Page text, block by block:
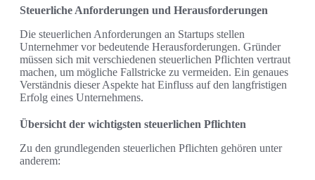
Steuerliche Anforderungen und Herausforderungen
Die steuerlichen Anforderungen an Startups stellen
Unternehmer vor bedeutende Herausforderungen. Gründer
müssen sich mit verschiedenen steuerlichen Pflichten vertraut
machen, um mögliche Fallstricke zu vermeiden. Ein genaues
Verständnis dieser Aspekte hat Einfluss auf den langfristigen
Erfolg eines Unternehmens.
Übersicht der wichtigsten steuerlichen Pflichten
Zu den grundlegenden steuerlichen Pflichten gehören unter
anderem: